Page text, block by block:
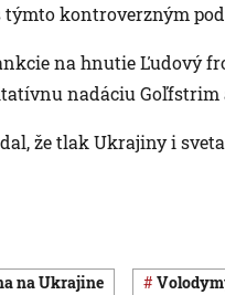
týmto kontroverzným
na hnutie Ľudový
nadáciu Goľfstrim
že tlak Ukrajiny i
na Ukrajine